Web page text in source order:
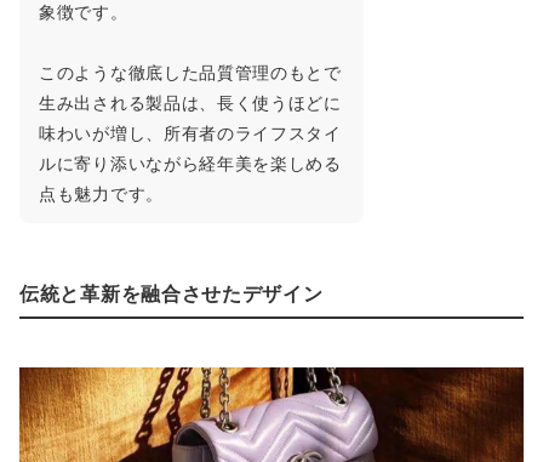
象徴です。
このような徹底した品質管理のもとで
生み出される製品は、長く使うほどに
味わいが増し、所有者のライフスタイ
ルに寄り添いながら経年美を楽しめる
点も魅力です。
伝統と革新を融合させたデザイン